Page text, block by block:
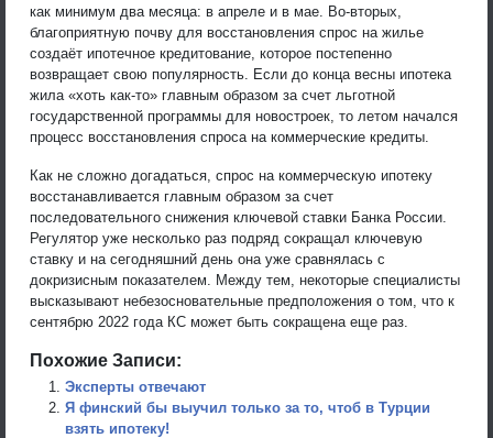
как минимум два месяца: в апреле и в мае. Во-вторых,
благоприятную почву для восстановления спрос на жилье
создаёт ипотечное кредитование, которое постепенно
возвращает свою популярность. Если до конца весны ипотека
жила «хоть как-то» главным образом за счет льготной
государственной программы для новостроек, то летом начался
процесс восстановления спроса на коммерческие кредиты.
Как не сложно догадаться, спрос на коммерческую ипотеку
восстанавливается главным образом за счет
последовательного снижения ключевой ставки Банка России.
Регулятор уже несколько раз подряд сокращал ключевую
ставку и на сегодняшний день она уже сравнялась с
докризисным показателем. Между тем, некоторые специалисты
высказывают небезосновательные предположения о том, что к
сентябрю 2022 года КС может быть сокращена еще раз.
Похожие Записи:
Эксперты отвечают
Я финский бы выучил только за то, чтоб в Турции
взять ипотеку!